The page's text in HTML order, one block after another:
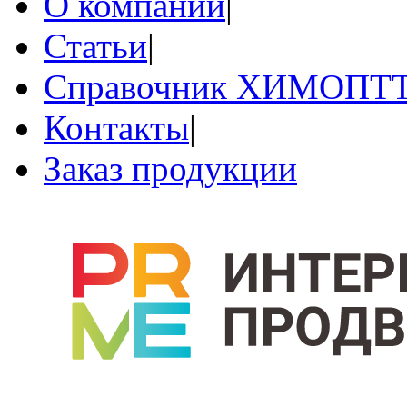
Статьи|
Справочник
Контакты|
Заказ продукции